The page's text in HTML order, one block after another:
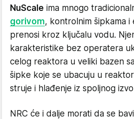
NuScale ima mnogo
gorivom, kontrolnim šipkama i
prenosi kroz ključalu vodu.
karakteristike bez operatera
celog reaktora u veliki bazen
šipke koje se ubacuju u
struje i hlađenje iz spoljnog
NRC će i dalje morati da se